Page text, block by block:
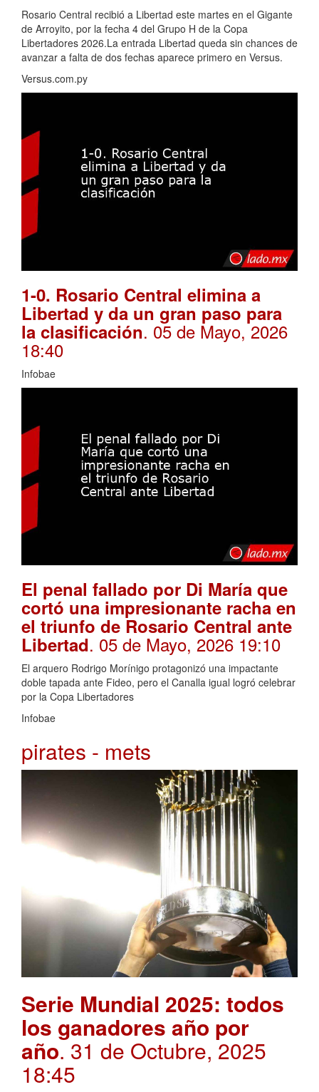
Rosario Central recibió a Libertad este martes en el Gigante
de Arroyito, por la fecha 4 del Grupo H de la Copa
Libertadores 2026.La entrada Libertad queda sin chances de
avanzar a falta de dos fechas aparece primero en Versus.
Versus.com.py
1-0. Rosario Central elimina a
Libertad y da un gran paso para
la clasificación. 05 de Mayo, 2026
18:40
Infobae
El penal fallado por Di María que
cortó una impresionante racha en
el triunfo de Rosario Central ante
Libertad. 05 de Mayo, 2026 19:10
El arquero Rodrigo Morínigo protagonizó una impactante
doble tapada ante Fideo, pero el Canalla igual logró celebrar
por la Copa Libertadores
Infobae
pirates - mets
Serie Mundial 2025: todos
los ganadores año por
año. 31 de Octubre, 2025
18:45